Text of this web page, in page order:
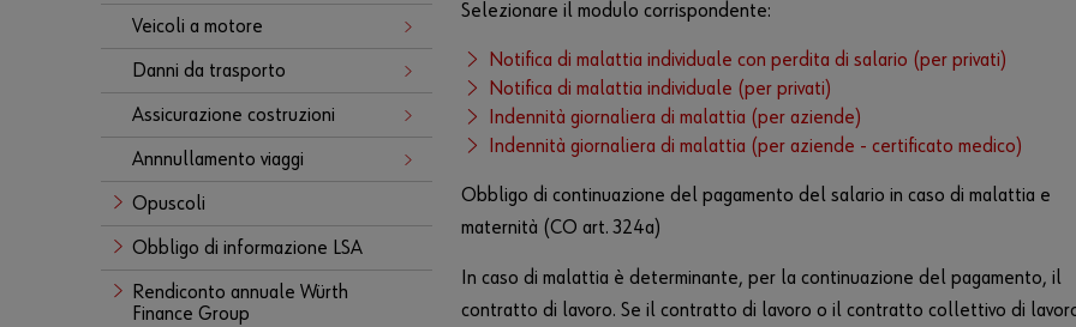
Veicoli a motore
Danni da trasporto
Assicurazione costruzioni
Annnullamento viaggi
Opuscoli
Obbligo di informazione LSA
Rendiconto annuale Würth
Finance Group
Selezionare il modulo corrispondente:
Notifica di malattia individuale con perdita di salario (per privati)
Notifica di malattia individuale (per privati)
Indennità giornaliera di malattia (per aziende)
Indennità giornaliera di malattia (per aziende - certificato medico)
Obbligo di continuazione del pagamento del salario in caso di malattia e
maternità (CO art. 324a)
In caso di malattia è determinante, per la continuazione del pagamento, il
contratto di lavoro. Se il contratto di lavoro o il contratto collettivo di